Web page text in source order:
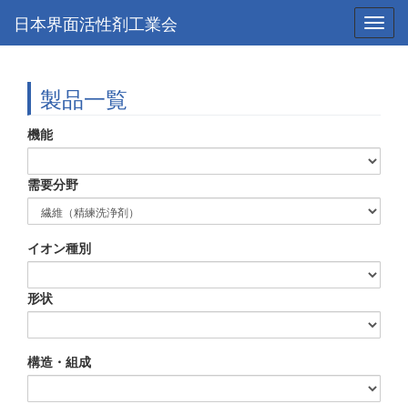
日本界面活性剤工業会
製品一覧
機能
需要分野
イオン種別
形状
構造・組成